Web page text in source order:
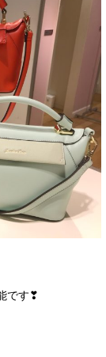
です❣